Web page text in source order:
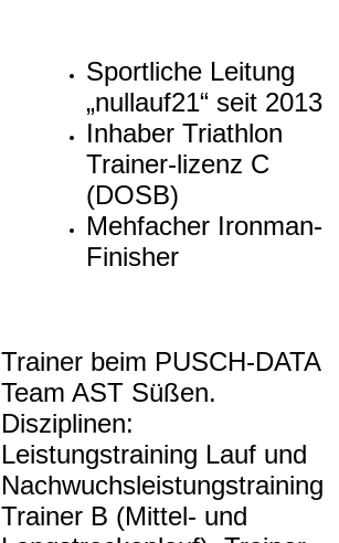
Sportliche Leitung
„nullauf21“ seit 2013
Inhaber Triathlon
Trainer-lizenz C
(DOSB)
Mehfacher Ironman-
Finisher
Trainer beim PUSCH-DATA
Team AST Süßen.
Disziplinen:
Leistungstraining Lauf und
Nachwuchsleistungstraining
Trainer B (Mittel- und